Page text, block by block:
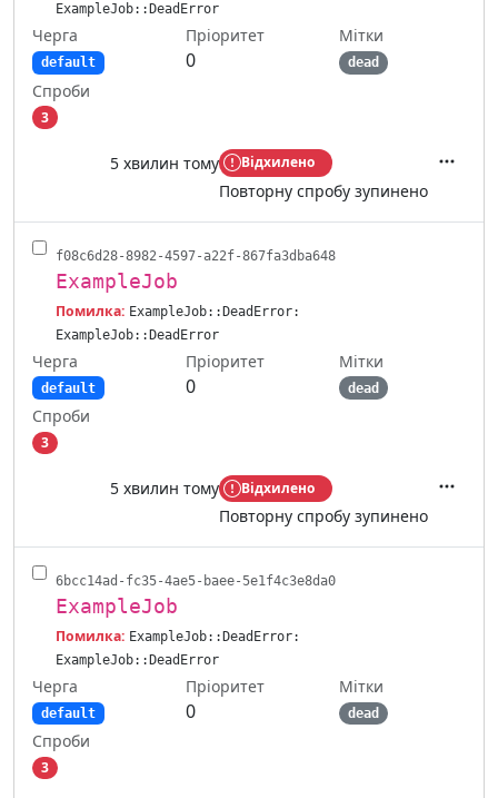
ExampleJob::DeadError
Черга
default
Пріоритет
0
Мітки
dead
Спроби
3
5 хвилин тому Відхилено
Повторну спробу зупинено
f08c6d28-8982-4597-a22f-867fa3dba648
ExampleJob
Помилка: ExampleJob::DeadError:
ExampleJob::DeadError
Черга
default
Пріоритет
0
Мітки
dead
Спроби
3
5 хвилин тому Відхилено
Повторну спробу зупинено
6bcc14ad-fc35-4ae5-baee-5e1f4c3e8da0
ExampleJob
Помилка: ExampleJob::DeadError:
ExampleJob::DeadError
Черга
default
Пріоритет
0
Мітки
dead
Спроби
3